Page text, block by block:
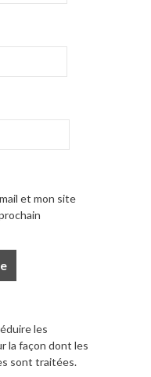
et mon site
les
la façon dont les
sont traitées.